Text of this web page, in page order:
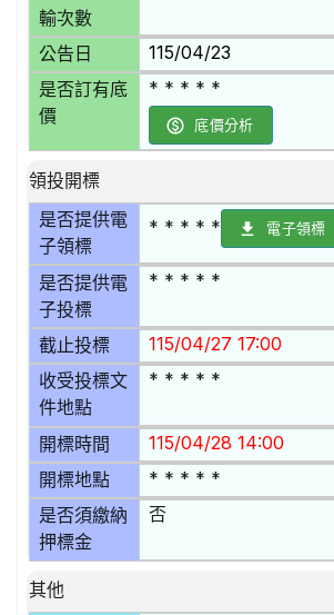
輸次數
公告日 115/04/23
是否訂有底
價
* * * * *
底價分析
領投開標
是否提供電
子領標
* * * * * 電子領標
是否提供電
子投標
* * * * *
截止投標 115/04/27 17:00
收受投標文
件地點
* * * * *
開標時間 115/04/28 14:00
開標地點 * * * * *
是否須繳納
押標金
否
其他